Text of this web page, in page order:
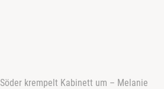
Söder krempelt Kabinett um – Melanie